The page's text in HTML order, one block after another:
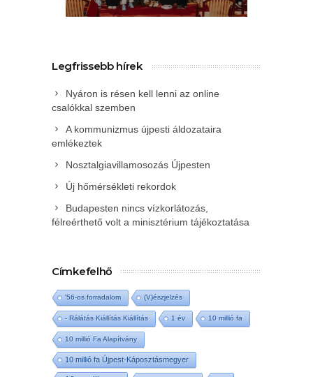
Legfrissebb hírek
Nyáron is résen kell lenni az online
csalókkal szemben
A kommunizmus újpesti áldozataira
emlékeztek
Nosztalgiavillamosozás Újpesten
Új hőmérsékleti rekordok
Budapesten nincs vízkorlátozás,
félreérthető volt a minisztérium tájékoztatása
Címkefelhő
'56-os forradalom (V)észjelzés
- Rálátás Kiállítás Kiállítás 1 év 10 millió fa
10 millió Fa Alapítvány
10 millió fa Újpest-Káposztásmegyer